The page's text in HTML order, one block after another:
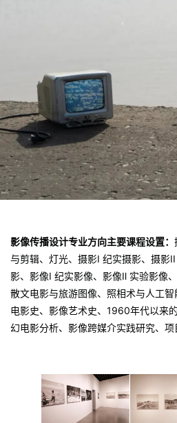
影像传播设计专业方向主要课程设置：
与剪辑、灯光、摄影I 纪实摄影、摄影
影、影像I 纪实影像、影像Ⅱ 实验影像
散文电影与旅游图像、照相术与人工智
电影史、影像艺术史、1960年代以来
幻电影分析、影像跨媒介实践研究、项